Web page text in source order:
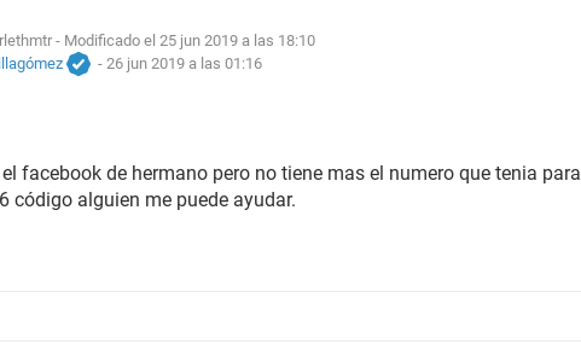
- Modificado el 25 jun 2019 a las 18:10
- 26 jun 2019 a las 01:16
facebook de hermano pero no tiene mas el numero que tenia para
código alguien me puede ayudar.